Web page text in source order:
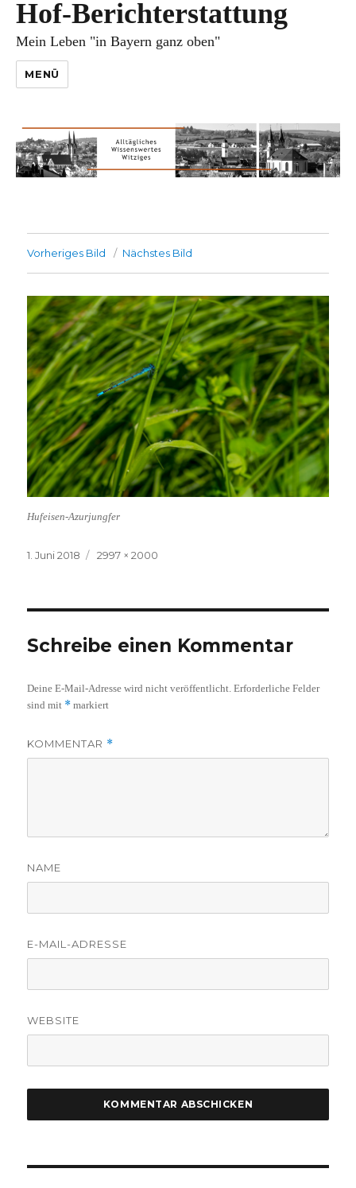
Hof-Berichterstattung
Mein Leben "in Bayern ganz oben"
MENÜ
Vorheriges Bild Nächstes Bild
Hufeisen-Azurjungfer
Veröffentlicht
1. Juni 2018
Volle
2997 × 2000
Schreibe einen Kommentar
Deine E-Mail-Adresse wird nicht veröffentlicht. Erforderliche Felder
sind mit * markiert
KOMMENTAR *
NAME
E-MAIL-ADRESSE
WEBSITE